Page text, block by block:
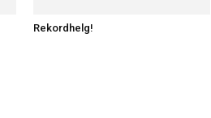
Rekordhelg!